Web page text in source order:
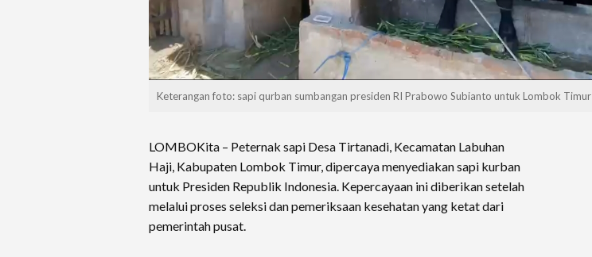
Keterangan foto: sapi qurban sumbangan presiden RI Prabowo Subianto untuk Lombok Timur
LOMBOKita – Peternak sapi Desa Tirtanadi, Kecamatan Labuhan
Haji, Kabupaten Lombok Timur, dipercaya menyediakan sapi kurban
untuk Presiden Republik Indonesia. Kepercayaan ini diberikan setelah
melalui proses seleksi dan pemeriksaan kesehatan yang ketat dari
pemerintah pusat.